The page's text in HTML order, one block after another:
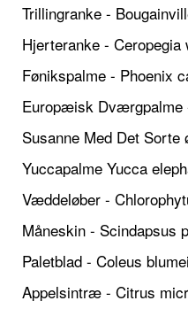
Trillingranke -
Hjerteranke - Ceropegia
Fønikspalme - Phoenix
Europæisk Dværgpalme
Susanne Med Det Sorte
Yuccapalme Yucca
Væddeløber -
Måneskin - Scindapsus
Paletblad - Coleus
Appelsintræ - Citrus